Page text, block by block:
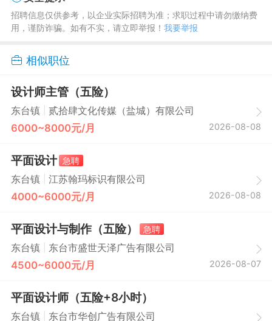
招聘信息仅供参考，以企业实际招聘为准；求职过程中请勿缴纳费
用，谨防诈骗。如有不实，请立即举报！ 我要举报
相似职位
设计师主管（五险）
东台镇 贰拾肆文化传媒（盐城）有限公司
6000~8000元/月 2026-08-08
平面设计 急聘
东台镇
江苏翰玛标识有限公司
4000~6000元/月 2026-08-08
平面设计与制作（五险）
急聘
东台镇
东台市盛世天泽广告有限公司
4500~6000元/月 2026-08-07
平面设计师（五险+8小时）
东台镇 东台市华创广告有限公司